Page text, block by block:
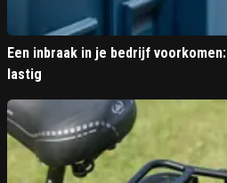
Een inbraak in je bedrijf
lastig